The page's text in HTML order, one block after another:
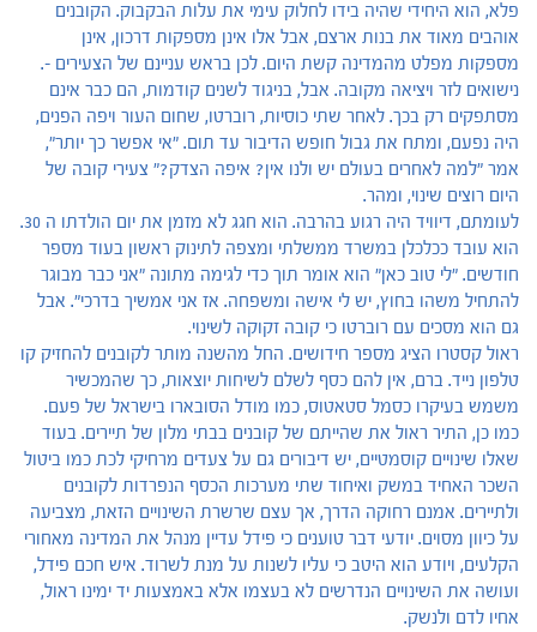
פלא, הוא היחידי שהיה בידו לחלוק עימי את עלות הבקבוק. הקובנים
אוהבים מאוד את בנות ארצם, אבל אלו אינן מספקות דרכון, אינן
מספקות מפלט מהמדינה קשת היום. לכן בראש עניינם של הצעירים -.
נישואים לזר ויציאה מקובה. אבל, בניגוד לשנים קודמות, הם כבר אינם
מסתפקים רק בכך. לאחר שתי כוסיות, רוברטו, שחום העור ויפה הפנים,
היה נפעם, ומתח את גבול חופש הדיבור עד תום. "אי אפשר כך יותר",
אמר "למה לאחרים בעולם יש ולנו אין? איפה הצדק?" צעירי קובה של
היום רוצים שינוי, ומהר.
לעומתם, דיוויד היה רגוע בהרבה. הוא חגג לא מזמן את יום הולדתו ה 30.
הוא עובד ככלכלן במשרד ממשלתי ומצפה לתינוק ראשון בעוד מספר
חודשים. "לי טוב כאן" הוא אומר תוך כדי לגימה מתונה "אני כבר מבוגר
להתחיל משהו בחוץ, יש לי אישה ומשפחה. אז אני אמשיך בדרכי". אבל
גם הוא מסכים עם רוברטו כי קובה זקוקה לשינוי.
ראול קסטרו הציג מספר חידושים. החל מהשנה מותר לקובנים להחזיק קו
טלפון נייד. ברם, אין להם כסף לשלם לשיחות יוצאות, כך שהמכשיר
משמש בעיקרו כסמל סטאטוס, כמו מודל הסובארו בישראל של פעם.
כמו כן, התיר ראול את שהייתם של קובנים בבתי מלון של תיירים. בעוד
שאלו שינויים קוסמטיים, יש דיבורים גם על צעדים מרחיקי לכת כמו ביטול
השכר האחיד במשק ואיחוד שתי מערכות הכסף הנפרדות לקובנים
ולתיירים. אמנם רחוקה הדרך, אך עצם שרשרת השינויים הזאת, מצביעה
על כיוון מסוים. יודעי דבר טוענים כי פידל עדיין מנהל את המדינה מאחורי
הקלעים, ויודע הוא היטב כי עליו לשנות על מנת לשרוד. איש חכם פידל,
ועושה את השינויים הנדרשים לא בעצמו אלא באמצעות יד ימינו ראול,
אחיו לדם ולנשק.